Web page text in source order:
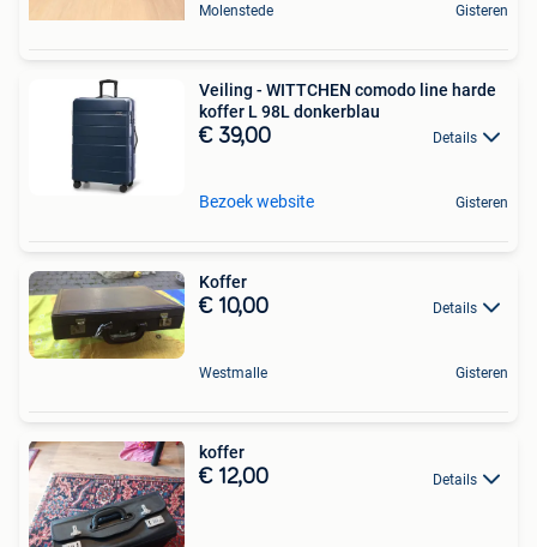
Molenstede Gisteren
Veiling - WITTCHEN comodo line harde
koffer L 98L donkerblau
€ 39,00 Details
Bezoek website Gisteren
Koffer
€ 10,00 Details
Westmalle Gisteren
koffer
€ 12,00 Details